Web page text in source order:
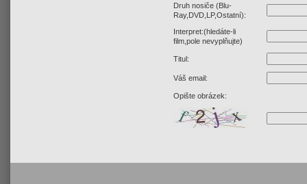
Druh nosiče (Blu-
Ray,DVD,LP,Ostatní):
Interpret:(hledáte-li
film,pole nevyplňujte)
Titul:
Váš email:
Opište obrázek: